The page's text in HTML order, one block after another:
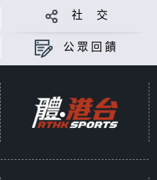
社 交
公眾回饋